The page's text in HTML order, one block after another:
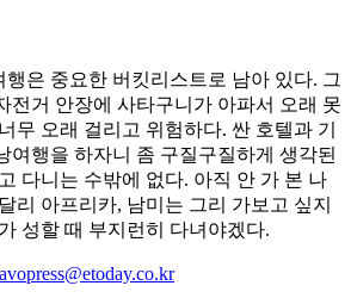
은 중요한 버킷리스트로 남아 있다. 그
전거 안장에 사타구니가 아파서 오래 못
무 오래 걸리고 위험하다. 싼 호텔과 기
여행을 하자니 좀 구질구질하게 생각된
다니는 수밖에 없다. 아직 안 가 본 나
리 아프리카, 남미는 그리 가보고 싶지
성할 때 부지런히 다녀야겠다.